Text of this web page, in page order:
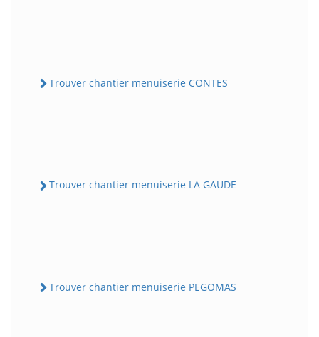
Trouver chantier menuiserie CONTES
Trouver chantier menuiserie LA GAUDE
Trouver chantier menuiserie PEGOMAS